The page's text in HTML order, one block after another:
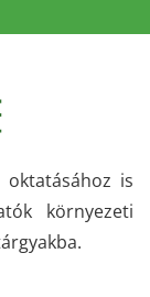
is
környezeti